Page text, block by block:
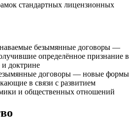
стандартных лицензионных
безымянные договоры —
определённое признание в
и доктрине
договоры — новые формы
в связи с развитием
и общественных отношений